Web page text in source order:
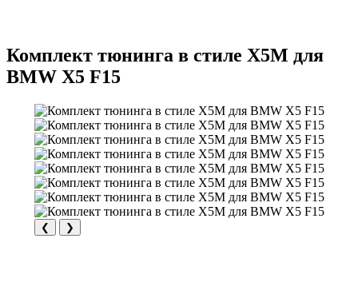
Комплект тюнинга в стиле X5M для
BMW X5 F15
❮ ❯